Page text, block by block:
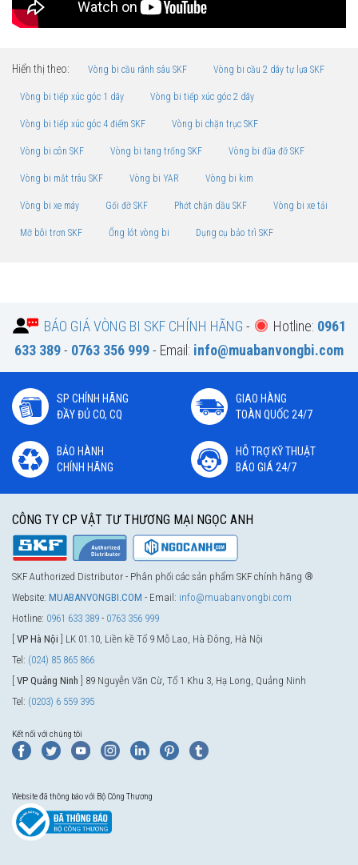
Hiển thị theo: Vòng bi cầu rãnh sâu SKF Vòng bi cầu 2 dãy tự lựa SKF
Vòng bi tiếp xúc góc 1 dãy Vòng bi tiếp xúc góc 2 dãy
Vòng bi tiếp xúc góc 4 điểm SKF Vòng bi chặn trục SKF
Vòng bi côn SKF Vòng bi tang trống SKF Vòng bi đũa đỡ SKF
Vòng bi mắt trâu SKF Vòng bi YAR Vòng bi kim
Vòng bi xe máy Gối đỡ SKF Phớt chặn dầu SKF Vòng bi xe tải
Mỡ bôi trơn SKF Ống lót vòng bi Dụng cụ bảo trì SKF
BÁO GIÁ VÒNG BI SKF CHÍNH HÃNG - Hotline: 0961
633 389- 0763 356 999- Email: info@muabanvongbi.com
SP CHÍNH HÃNG
ĐẦY ĐỦ CO, CQ
GIAO HÀNG
TOÀN QUỐC 24/7
BẢO HÀNH
CHÍNH HÃNG
HỖ TRỢ KỸ THUẬT
BÁO GIÁ 24/7
CÔNG TY CP VẬT TƯ THƯƠNG MẠI NGỌC ANH
SKF Authorized Distributor - Phân phối các sản phẩm SKF chính hãng ®
Website: MUABANVONGBI.COM - Email: info@muabanvongbi.com
Hotline: 0961 633 389 - 0763 356 999
VP Hà Nội ] LK 01.10, Liền kề Tổ 9 Mỗ Lao, Hà Đông, Hà Nội
Tel: (024) 85 865 866
VP Quảng Ninh ] 89 Nguyễn Văn Cừ, Tổ 1 Khu 3, Hạ Long, Quảng Ninh
Tel: (0203) 6 559 395
Kết nối với chúng tôi
Website đã thông báo với Bộ Công Thương